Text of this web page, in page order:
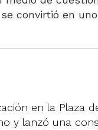
convirtió en
en la Plaza
y lanzó una